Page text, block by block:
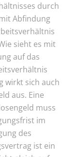
durch
Abfindung
sieht es mit
auf das
wirkt sich auch
aus. Eine
muss
im
des
ist ein